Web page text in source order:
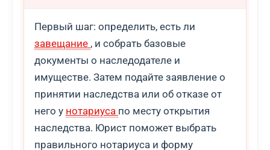
Первый шаг: определить, есть ли
завещание , и собрать базовые
документы о наследодателе и
имуществе. Затем подайте заявление о
принятии наследства или об отказе от
него у нотариуса по месту открытия
наследства. Юрист поможет выбрать
правильного нотариуса и форму